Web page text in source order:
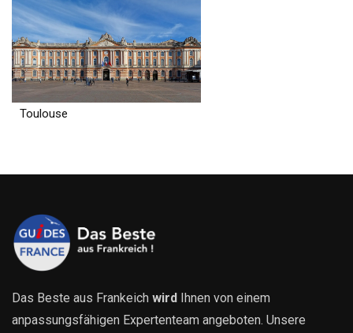
Toulouse
Das Beste aus Frankeich wird Ihnen von einem
anpassungsfähigen Expertenteam angeboten. Unsere